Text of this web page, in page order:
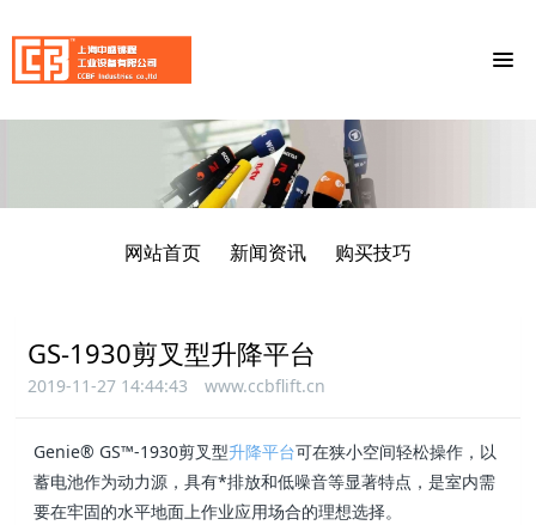
网站首页 新闻资讯 购买技巧
GS-1930剪叉型升降平台
2019-11-27 14:44:43 www.ccbflift.cn
Genie® GS™-1930剪叉型升降平台可在狭小空间轻松操作，以
蓄电池作为动力源，具有*排放和低噪音等显著特点，是室内需
要在牢固的水平地面上作业应用场合的理想选择。